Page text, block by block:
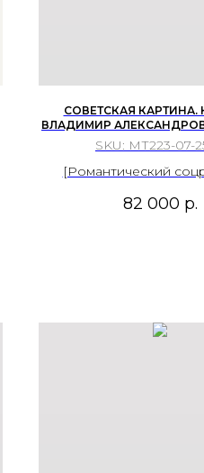
СОВЕТСКАЯ КАРТИНА.
ВЛАДИМИР
КНИГИ», 1951Г. ХОЛСТ,
СМ.
SKU: МТ223-07-
[Романтический
50-х
82 000 р.